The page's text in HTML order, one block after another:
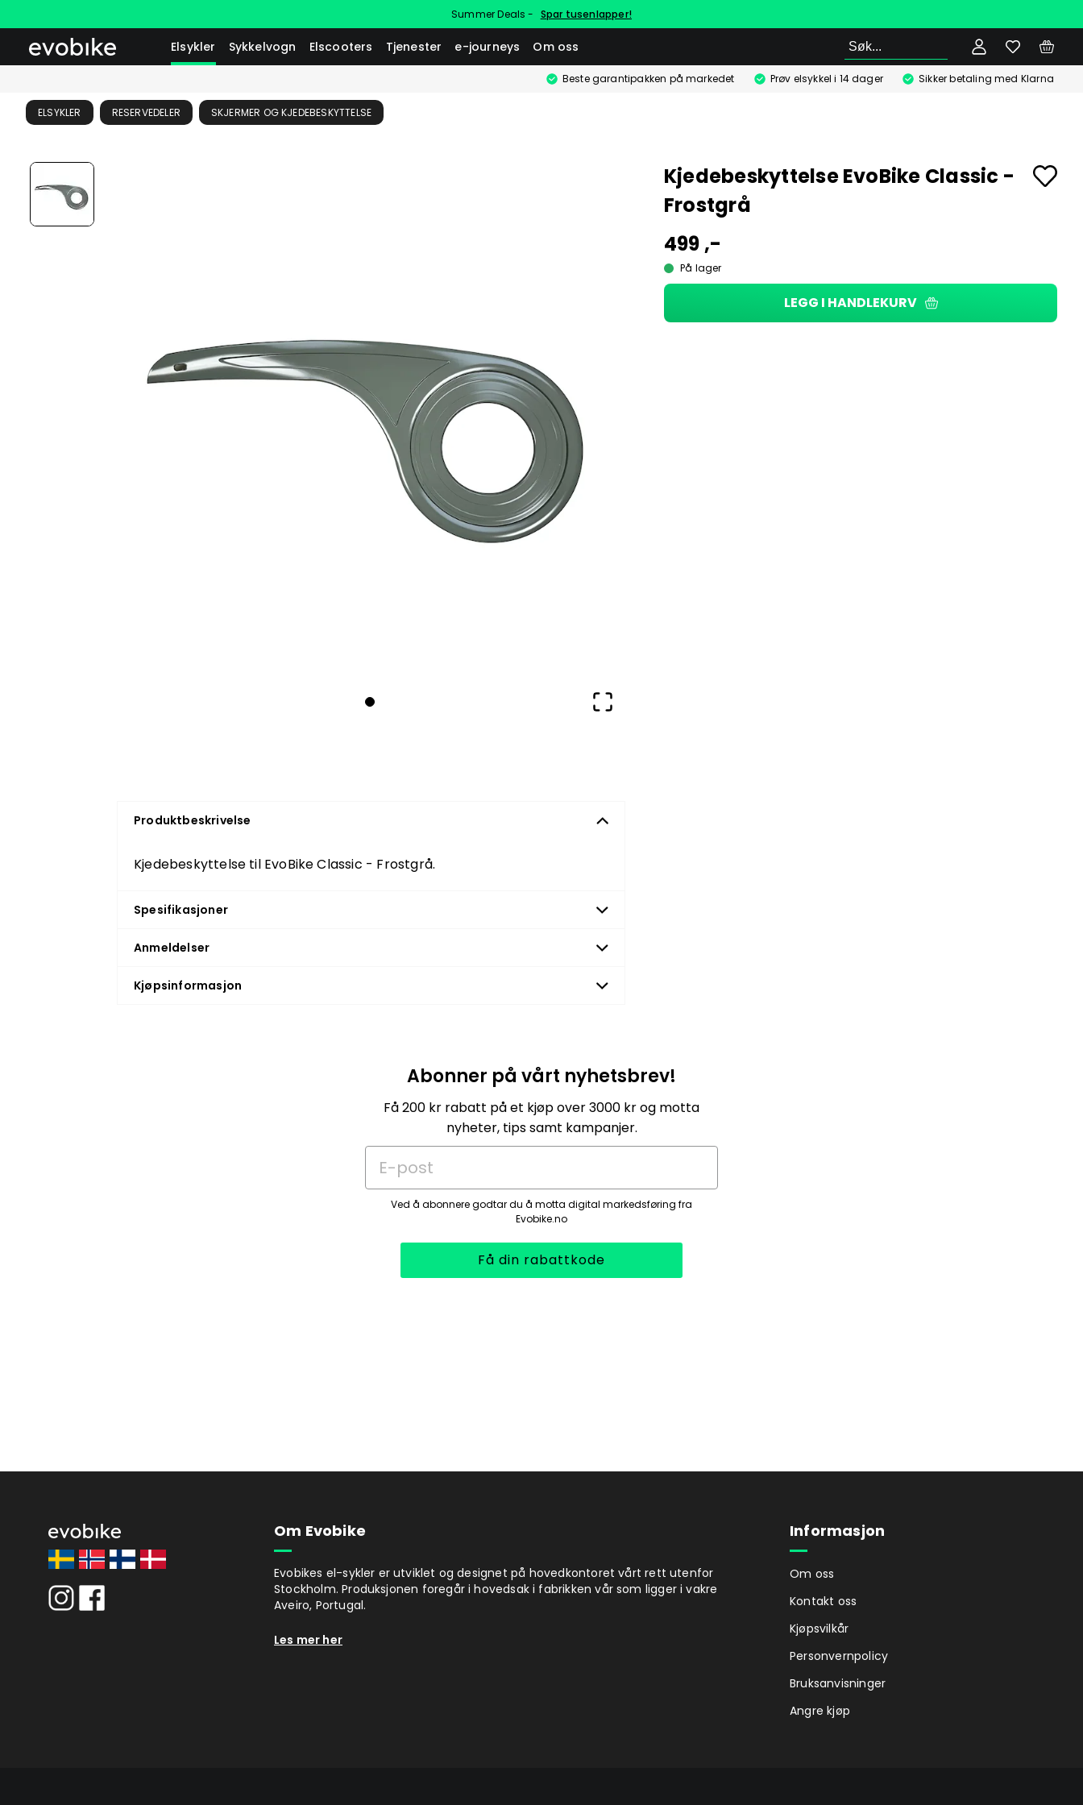
Summer Deals - Spar tusenlapper!
Elsykler Sykkelvogn Elscooters Tjenester e-journeys Om oss Søk
Beste garantipakken på markedet Prøv elsykkel i 14 dager Sikker betaling med Klarna
ELSYKLER RESERVEDELER SKJERMER OG KJEDEBESKYTTELSE
Kjedebeskyttelse EvoBike Classic -
Frostgrå
499 ,-
På lager
LEGG I HANDLEKURV
Produktbeskrivelse
Kjedebeskyttelse til EvoBike Classic - Frostgrå.
Spesifikasjoner
Anmeldelser
Kjøpsinformasjon
Abonner på vårt nyhetsbrev!
Få 200 kr rabatt på et kjøp over 3000 kr og motta
nyheter, tips samt kampanjer.
E-post
Ved å abonnere godtar du å motta digital markedsføring fra
Evobike.no
Få din rabattkode
Om Evobike
Evobikes el-sykler er utviklet og designet på hovedkontoret vårt rett utenfor
Stockholm. Produksjonen foregår i hovedsak i fabrikken vår som ligger i vakre
Aveiro, Portugal.
Les mer her
Informasjon
Om oss
Kontakt oss
Kjøpsvilkår
Personvernpolicy
Bruksanvisninger
Angre kjøp